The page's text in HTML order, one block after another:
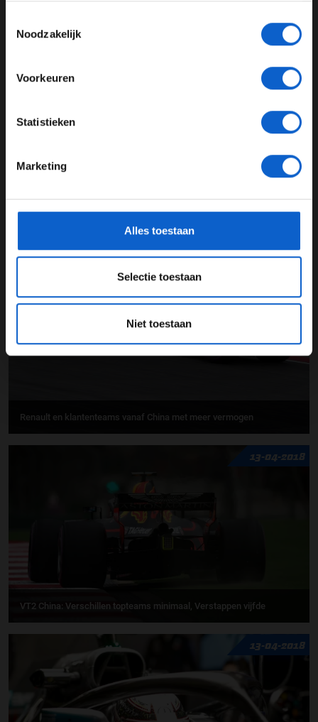
Noodzakelijk
Voorkeuren
Statistieken
Marketing
Alles toestaan
Selectie toestaan
Niet toestaan
Red Bull: 'Verstappen zelf oorzaak van crash kwalificatie Bahrein'
13-04-2018
Verstappen: 'Duidelijk dat we goede auto hebben voor race'
Renault en klantenteams vanaf China met meer vermogen
13-04-2018
VT2 China: Verschillen topteams minimaal, Verstappen vijfde
13-04-2018
voor meer informatie over
gegevensgebruik en -bescherming.